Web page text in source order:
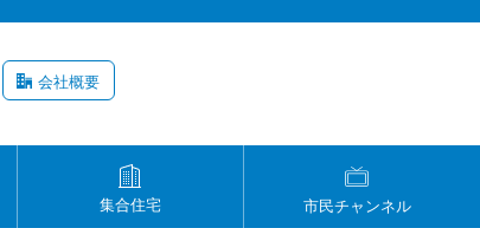
会社概要
集合住宅 市民チャンネル